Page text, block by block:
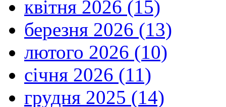
квітня 2026 (15)
березня 2026 (13)
лютого 2026 (10)
січня 2026 (11)
грудня 2025 (14)